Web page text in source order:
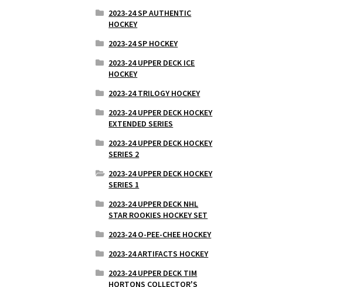
2023-24 SP AUTHENTIC
HOCKEY
2023-24 SP HOCKEY
2023-24 UPPER DECK ICE
HOCKEY
2023-24 TRILOGY HOCKEY
2023-24 UPPER DECK HOCKEY
EXTENDED SERIES
2023-24 UPPER DECK HOCKEY
SERIES 2
2023-24 UPPER DECK HOCKEY
SERIES 1
2023-24 UPPER DECK NHL
STAR ROOKIES HOCKEY SET
2023-24 O-PEE-CHEE HOCKEY
2023-24 ARTIFACTS HOCKEY
2023-24 UPPER DECK TIM
HORTONS COLLECTOR'S